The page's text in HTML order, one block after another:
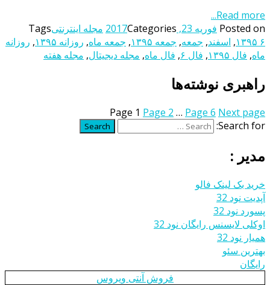
Read more...
Posted on فوریه 23, 2017 Categories مجله اینترنتیTags
۱۳۹۵ ۶, اسفند, جمعه, جمعه ۱۳۹۵ , جمعه ماه, روزانه ۱۳۹۵ , روزانه
ماه, فال ۱۳۹۵ , فال ۶ , فال ماه, مجله دیجیتال, مجله هفته
راهبری نوشته‌ها
Page 1 Page 2 … Page 6 Next page
Search for:
Search
مدیر :
خرید بک لینک فالو
آپدیت نود 32
پسورد نود 32
اوکلی لایسنس رایگان نود 32
همیار نود 32
بهترین سئو
رایگان
فروش آنتی ویروس